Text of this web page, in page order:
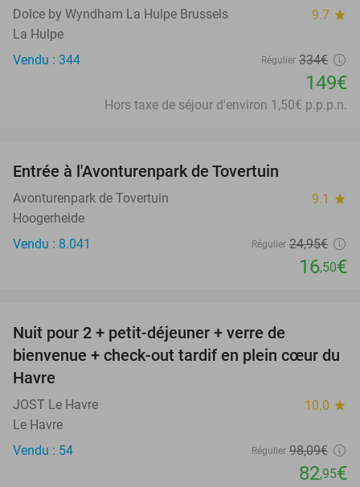
Dolce by Wyndham La Hulpe Brussels 9.7 star
La Hulpe
Vendu : 344
Régulier 334€
149€
Hors taxe de séjour d'environ 1,50€ p.p.p.n.
Entrée à l'Avonturenpark de Tovertuin
Avonturenpark de Tovertuin 9.1 star
Hoogerheide
Vendu : 8.041
Régulier 24,95€
16,50€
Nuit pour 2 + petit-déjeuner + verre de
bienvenue + check-out tardif en plein cœur du
Havre
JOST Le Havre 10.0 star
Le Havre
Vendu : 54
Régulier 98,09€
82,95€